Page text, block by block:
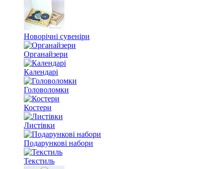
Новорічні сувеніри
Органайзери
Календарі
Головоломки
Костери
Листівки
Подарункові набори
Текстиль